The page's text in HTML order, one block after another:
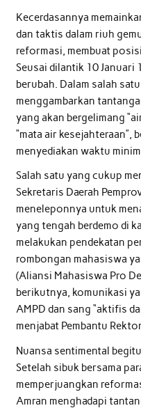
Kecerdasannya
dan taktis dalam riuh
reformasi, membuat
Seusai dilantik 10 Januari
berubah. Dalam salah
menggambarkan
yang akan bergelimang
“mata air kesejahteraan”,
menyediakan waktu
Salah satu yang cukup
Sekretaris Daerah
meneleponnya untuk
yang tengah berdemo di
melakukan pendekatan
rombongan mahasiswa
(Aliansi Mahasiswa Pro
berikutnya, komunikasi
AMPD dan sang “aktifis
menjabat Pembantu
Nuansa sentimental
Setelah sibuk bersama
memperjuangkan
Amran menghadapi